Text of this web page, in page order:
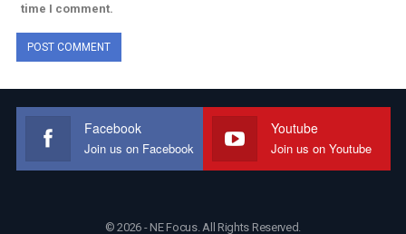
time I comment.
Facebook
Join us on Facebook
Youtube
Join us on Youtube
© 2026 - NE Focus. All Rights Reserved.